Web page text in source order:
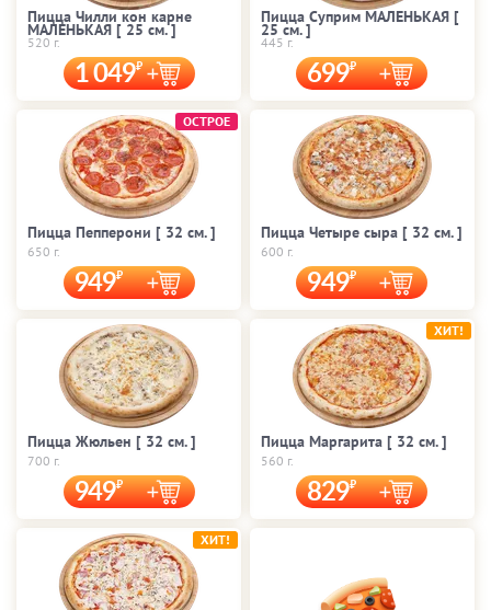
Пицца Чилли кон карне
МАЛЕНЬКАЯ [ 25 cм. ]
520 г.
1 049
Пицца Суприм МАЛЕНЬКАЯ [
25 cм. ]
445 г.
699
Пицца Пепперони [ 32 cм. ]
650 г.
949
ОСТРОЕ
Пицца Четыре сыра [ 32 cм. ]
600 г.
949
Пицца Жюльен [ 32 cм. ]
700 г.
949
Пицца Маргарита [ 32 cм. ]
560 г.
829
ХИТ!
ХИТ!